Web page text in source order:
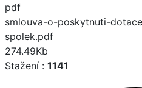
pdf
smlouva-o-poskytnuti-
spolek.pdf
274.49Kb
Stažení : 1141